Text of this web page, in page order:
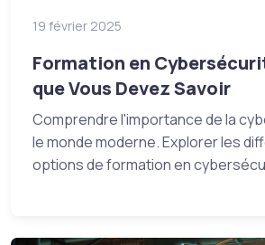
19 février 2025
Formation en
que Vous Devez Savoir
Comprendre l'importance de la
le monde moderne. Explorer les
options de formation en